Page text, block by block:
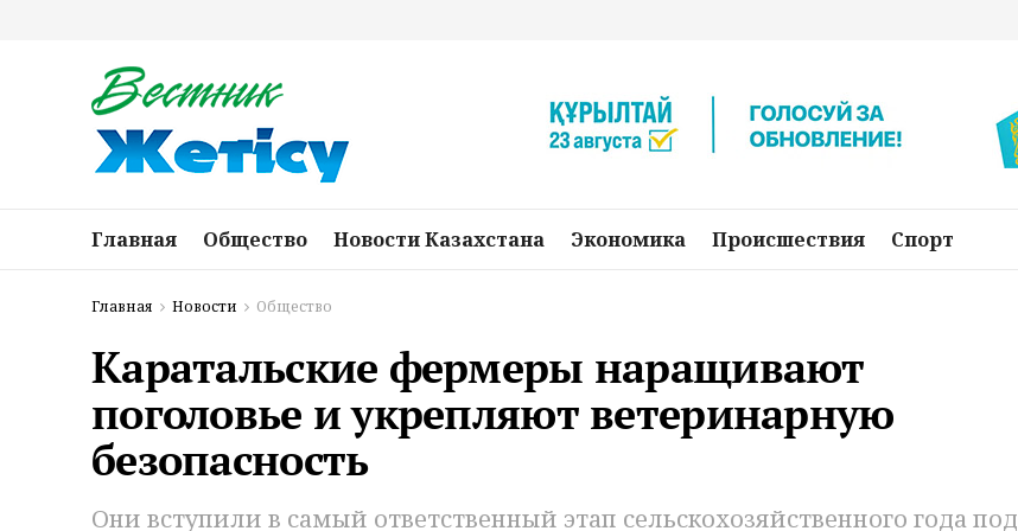
Главная Общество Новости Казахстана Экономика Происшествия Спорт
Главная Новости Общество
Каратальские фермеры наращивают
поголовье и укрепляют ветеринарную
безопасность
Они вступили в самый ответственный этап сельскохозяйственного года под